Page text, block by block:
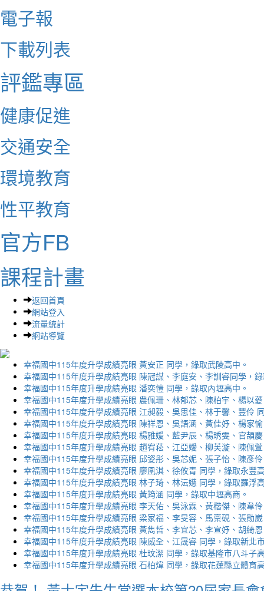
電子報
下載列表
評鑑專區
健康促進
交通安全
環境教育
性平教育
官方FB
課程計畫
返回首頁
網站登入
流量統計
網站導覽
幸福國中115年度升學成績亮眼 黃安正 同學，錄取武陵高中。
幸福國中115年度升學成績亮眼 陳冠謀、李庭安、李訓睿同學，
幸福國中115年度升學成績亮眼 潘奕愷 同學，錄取內壢高中。
幸福國中115年度升學成績亮眼 農佩珊、林郁芯、陳柏宇、楊以
幸福國中115年度升學成績亮眼 江昶毅、吳思佳、林于馨、豐伶
幸福國中115年度升學成績亮眼 陳祥恩、吳語涵、黃佳妤、楊家
幸福國中115年度升學成績亮眼 楊雅媛、藍尹辰、楊琇雯、官頡
幸福國中115年度升學成績亮眼 趙宥菘、江亞嬡、柳芙漩、陳佩
幸福國中115年度升學成績亮眼 邱姿彤、吳芯妮、張子怡、陳彥
幸福國中115年度升學成績亮眼 廖凰淇、徐攸青 同學，錄取永豐
幸福國中115年度升學成績亮眼 林子琦、林沄嬨 同學，錄取羅浮
幸福國中115年度升學成績亮眼 黃筠涵 同學，錄取中壢高商。
幸福國中115年度升學成績亮眼 李天佑、吳泳霖、黃楷傑、陳韋
幸福國中115年度升學成績亮眼 梁家福、李旻容、馬稟硯、張勛
幸福國中115年度升學成績亮眼 黃雋哲、李宜芯、李宣妤、胡綺
幸福國中115年度升學成績亮眼 陳威全、江晟睿 同學，錄取新北
幸福國中115年度升學成績亮眼 杜玟潔 同學，錄取基隆市八斗子
幸福國中115年度升學成績亮眼 石柏煒 同學，錄取花蓮縣立體育